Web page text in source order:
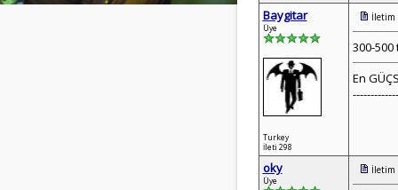
Baygitar
Üye
Turkey
İleti 298
300-
En
oky
Üye